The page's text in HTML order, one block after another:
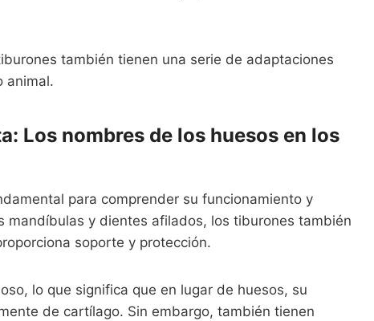
también tienen una serie de adaptaciones
animal.
Los nombres de los huesos en los
para comprender su funcionamiento y
mandíbulas y dientes afilados, los tiburones también
soporte y protección.
lo que significa que en lugar de huesos, su
de cartílago. Sin embargo, también tienen